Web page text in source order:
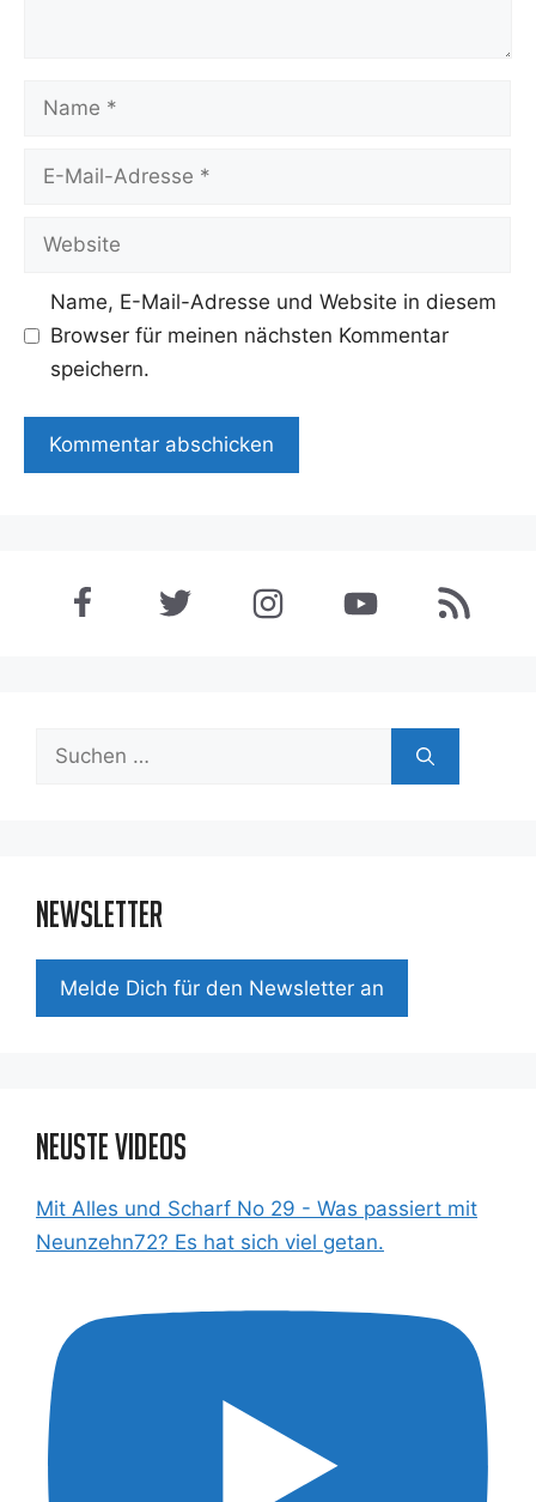
Name
Adresse
Website
Name, E-Mail-Adresse und Website in diesem
Browser für meinen nächsten Kommentar
speichern.
Suchen
Newsletter
Mel­de Dich für den News­let­ter an
Neuste Videos
Mit Alles und Scharf No 29 - Was passiert mit
Neunzehn72? Es hat sich viel getan.